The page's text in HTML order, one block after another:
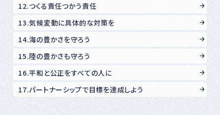
12.つくる責任つかう責任
13.気候変動に具体的な対策を
14.海の豊かさを守ろう
15.陸の豊かさも守ろう
16.平和と公正をすべての人に
17.パートナーシップで目標を達成しよう